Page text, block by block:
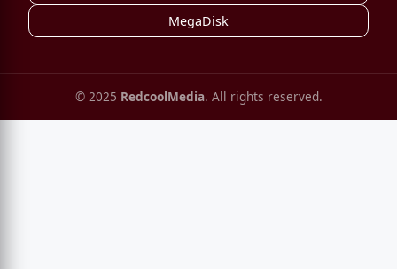
MegaDisk
© 2025 RedcoolMedia. All rights reserved.